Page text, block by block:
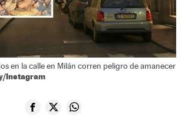
en la calle en Milán corren peligro de amanecer
Instagram